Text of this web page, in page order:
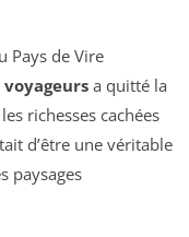
Pays de Vire
a quitté la
richesses cachées
d’être une véritable
paysages